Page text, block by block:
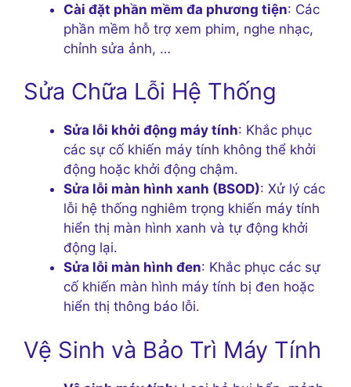
Cài đặt phần mềm đa phương tiện: Các
phần mềm hỗ trợ xem phim, nghe nhạc,
chỉnh sửa ảnh, …
Sửa Chữa Lỗi Hệ Thống
Sửa lỗi khởi động máy tính: Khắc phục
các sự cố khiến máy tính không thể khởi
động hoặc khởi động chậm.
Sửa lỗi màn hình xanh (BSOD): Xử lý các
lỗi hệ thống nghiêm trọng khiến máy tính
hiển thị màn hình xanh và tự động khởi
động lại.
Sửa lỗi màn hình đen: Khắc phục các sự
cố khiến màn hình máy tính bị đen hoặc
hiển thị thông báo lỗi.
Vệ Sinh và Bảo Trì Máy Tính